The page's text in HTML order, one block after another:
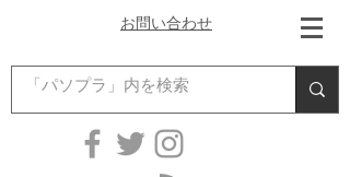
お問い合わせ